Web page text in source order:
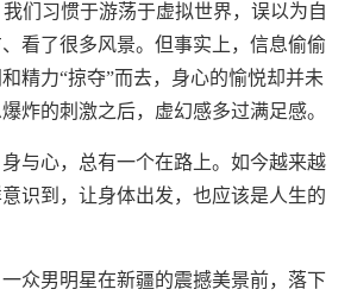
们习惯于游荡于虚拟世界，误以为自
看了很多风景。但事实上，信息偷偷
精力“掠夺”而去，身心的愉悦却并未
炸的刺激之后，虚幻感多过满足感。
与心，总有一个在路上。如今越来越
识到，让身体出发，也应该是人生的
众男明星在新疆的震撼美景前，落下